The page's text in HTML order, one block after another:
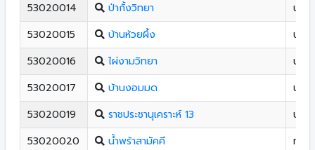
53020014
ป่ากั้งวิทยา
น้ำป
53020015
บ้านห้วยผึ้ง
น้ำป
53020016
ไผ่งามวิทยา
น้ำป
53020017
บ้านงอมมด
น้ำป
53020019
ราชประชานุเคราะห์ 13
น้ำป
53020020
น้ำพร้าสามัคคี
ท่าป